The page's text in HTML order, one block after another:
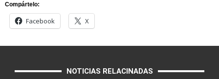
Compártelo:
Facebook X
NOTICIAS RELACINADAS